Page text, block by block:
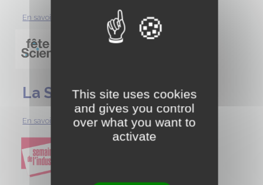
En savoir plus →
La Semaine de l'Industrie
En savoir plus →
This site uses cookies
and gives you control
over what you want to
activate